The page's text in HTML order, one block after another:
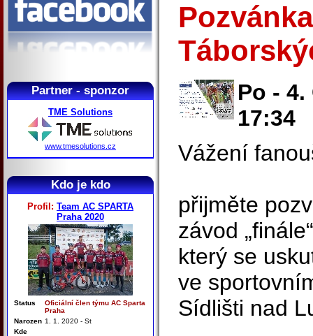
Partner - sponzor
TME Solutions
www.tmesolutions.cz
Kdo je kdo
Profil: Team AC SPARTA
Praha 2020
Status
Oficiální člen týmu AC Sparta
Praha
Narozen 1. 1. 2020 - St
Kde
Po - 4.
17:34
Vážení
přijměte
závod
který se
ve
Sídlišti nad